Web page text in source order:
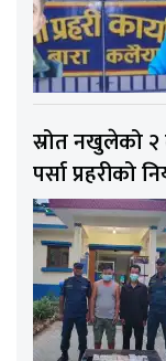
स्रोत नखुलेको
पर्सा प्रहरीको